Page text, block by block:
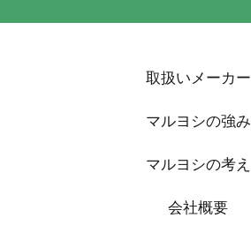
取扱いメーカー
マルヨシの強み
マルヨシの考え
会社概要